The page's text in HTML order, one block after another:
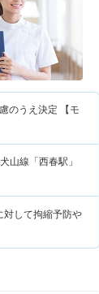
のうえ決定 【モ
山線「西春駅」
対して拘縮予防や